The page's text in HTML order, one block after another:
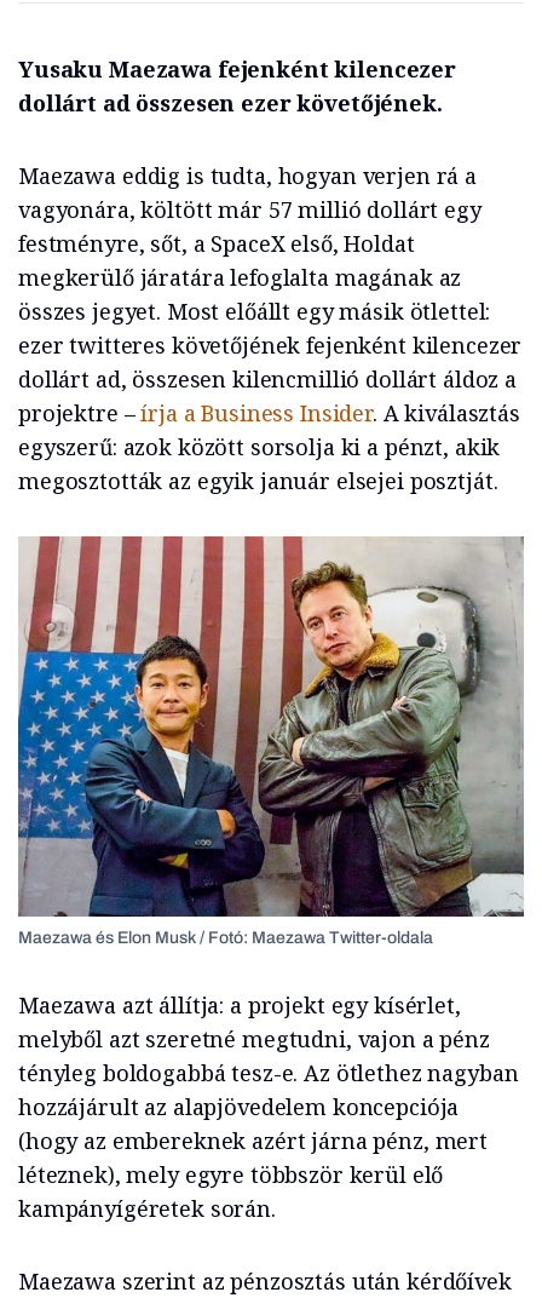
Yusaku Maezawa fejenként kilencezer
dollárt ad összesen ezer követőjének.
Maezawa eddig is tudta, hogyan verjen rá a
vagyonára, költött már 57 millió dollárt egy
festményre, sőt, a SpaceX első, Holdat
megkerülő járatára lefoglalta magának az
összes jegyet. Most előállt egy másik ötlettel:
ezer twitteres követőjének fejenként kilencezer
dollárt ad, összesen kilencmillió dollárt áldoz a
projektre –írja a Business Insider. A kiválasztás
egyszerű: azok között sorsolja ki a pénzt, akik
megosztották az egyik január elsejei posztját.
Maezawa és Elon Musk / Fotó: Maezawa Twitter-oldala
Maezawa azt állítja: a projekt egy kísérlet,
melyből azt szeretné megtudni, vajon a pénz
tényleg boldogabbá tesz-e. Az ötlethez nagyban
hozzájárult az alapjövedelem koncepciója
(hogy az embereknek azért járna pénz, mert
léteznek), mely egyre többször kerül elő
kampányígéretek során.
Maezawa szerint az pénzosztás után kérdőívek